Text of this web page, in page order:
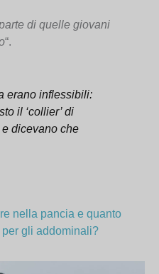
di quelle giovani
“.
erano inflessibili:
il ‘collier’ di
dicevano che
nella pancia e quanto
gli addominali?